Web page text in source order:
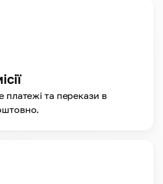
платежі та перекази в